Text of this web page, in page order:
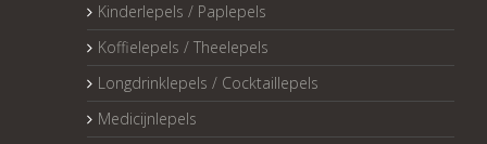
Kinderlepels / Paplepels
Koffielepels / Theelepels
Longdrinklepels / Cocktaillepels
Medicijnlepels